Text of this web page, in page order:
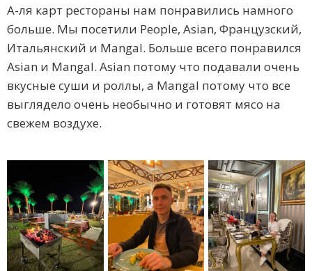
А-ля карт рестораны нам понравились намного
больше. Мы посетили People, Asian, Французский,
Итальянский и Mangal. Больше всего понравился
Asian и Mangal. Asian потому что подавали очень
вкусные суши и роллы, а Mangal потому что все
выглядело очень необычно и готовят мясо на
свежем воздухе.